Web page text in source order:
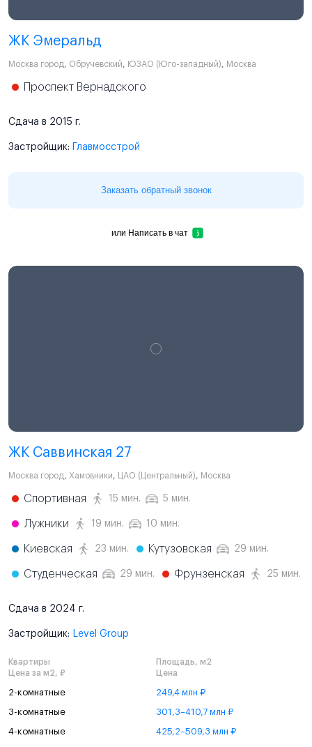
ЖК Эмеральд
Москва город, Обручевский, ЮЗАО (Юго-западный), Москва
Проспект Вернадского
Сдача в 2015 г.
Застройщик: Главмосстрой
Заказать обратный звонок
или Написать в чат
ЖК Саввинская 27
Москва город, Хамовники, ЦАО (Центральный), Москва
Спортивная 15 мин. 5 мин.
Лужники 19 мин. 10 мин.
Киевская 23 мин. Кутузовская 29 мин.
Студенческая 29 мин. Фрунзенская 25 мин.
Сдача в 2024 г.
Застройщик: Level Group
Квартиры
Площадь, м2
Цена за м2, ₽
Цена
2-комнатные 249,4 млн ₽
3-комнатные 301,3–410,7 млн ₽
4-комнатные 425,2–509,3 млн ₽